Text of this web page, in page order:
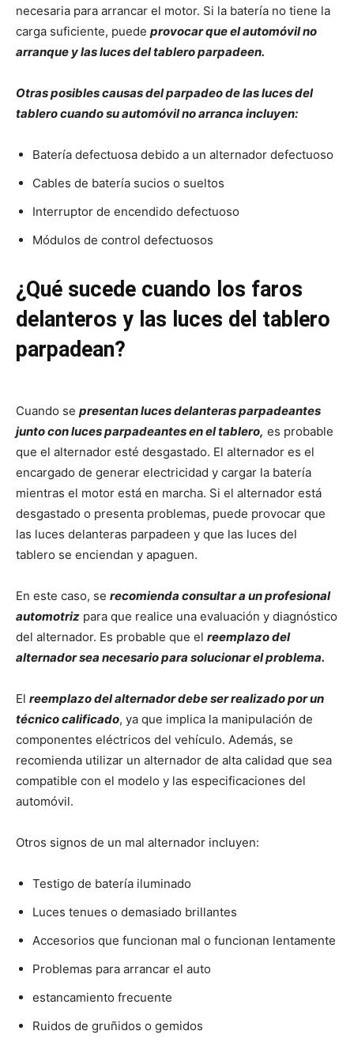
necesaria para arrancar el motor. Si la batería no tiene la
carga suficiente, puede provocar que el automóvil no
arranque y las luces del tablero parpadeen.
Otras posibles causas del parpadeo de las luces del
tablero cuando su automóvil no arranca incluyen:
Batería defectuosa debido a un alternador defectuoso
Cables de batería sucios o sueltos
Interruptor de encendido defectuoso
Módulos de control defectuosos
¿Qué sucede cuando los faros
delanteros y las luces del tablero
parpadean?
Cuando se presentan luces delanteras parpadeantes
junto con luces parpadeantes en el tablero, es probable
que el alternador esté desgastado. El alternador es el
encargado de generar electricidad y cargar la batería
mientras el motor está en marcha. Si el alternador está
desgastado o presenta problemas, puede provocar que
las luces delanteras parpadeen y que las luces del
tablero se enciendan y apaguen.
En este caso, se recomienda consultar a un profesional
automotriz para que realice una evaluación y diagnóstico
del alternador. Es probable que el reemplazo del
alternador sea necesario para solucionar el problema.
El reemplazo del alternador debe ser realizado por un
técnico calificado, ya que implica la manipulación de
componentes eléctricos del vehículo. Además, se
recomienda utilizar un alternador de alta calidad que sea
compatible con el modelo y las especificaciones del
automóvil.
Otros signos de un mal alternador incluyen:
Testigo de batería iluminado
Luces tenues o demasiado brillantes
Accesorios que funcionan mal o funcionan lentamente
Problemas para arrancar el auto
estancamiento frecuente
Ruidos de gruñidos o gemidos